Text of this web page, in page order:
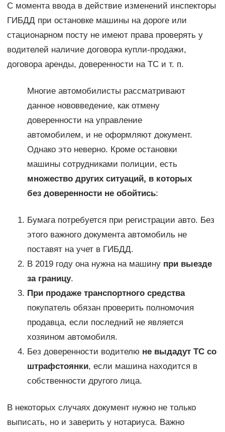
С момента ввода в действие изменений инспекторы
ГИБДД при остановке машины на дороге или
стационарном посту не имеют права проверять у
водителей наличие договора купли-продажи,
договора аренды, доверенности на ТС и т. п.
Многие автомобилисты рассматривают
данное нововведение, как отмену
доверенности на управление
автомобилем, и не оформляют документ.
Однако это неверно. Кроме остановки
машины сотрудниками полиции, есть
множество других ситуаций, в которых
без доверенности не обойтись:
Бумага потребуется при регистрации авто. Без
этого важного документа автомобиль не
поставят на учет в ГИБДД.
В 2019 году она нужна на машину при выезде
за границу.
При продаже транспортного средства
покупатель обязан проверить полномочия
продавца, если последний не является
хозяином автомобиля.
Без доверенности водителю не выдадут ТС со
штрафстоянки, если машина находится в
собственности другого лица.
В некоторых случаях документ нужно не только
выписать, но и заверить у нотариуса. Важно